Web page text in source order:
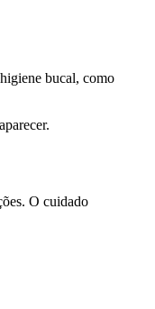
bucal, como
O cuidado